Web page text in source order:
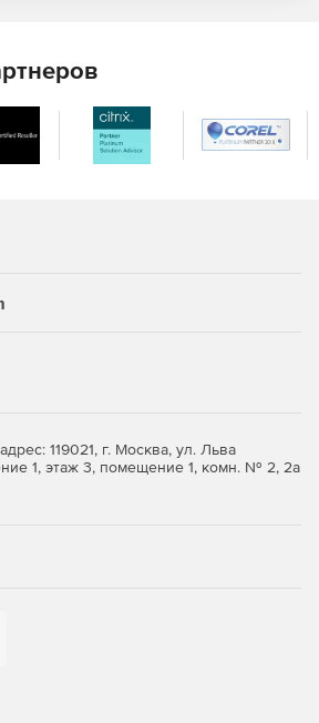
объектов.
в базах данных разного типа
диаграммы для баз данных со
настройка диаграмм: перемещение
их цвета.
(приложениях, презентациях и
119021, г. Москва, ул. Льва
1, этаж 3, помещение 1, комн. № 2, 2а